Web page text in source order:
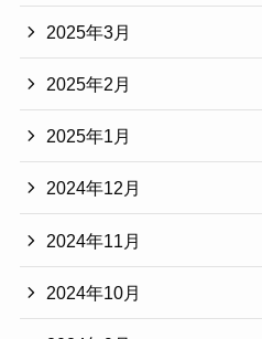
2025年3月
2025年2月
2025年1月
2024年12月
2024年11月
2024年10月